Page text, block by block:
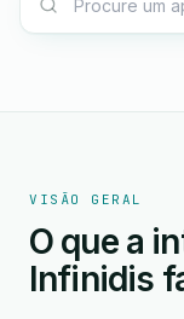
VISÃO GERAL
O que a
Infinidis